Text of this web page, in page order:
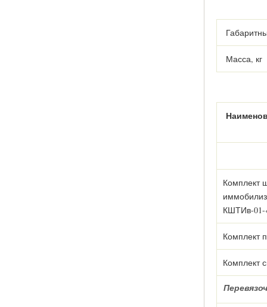
Масса, кг
Комплект
КШТИв-01-
Комплект
Комплект